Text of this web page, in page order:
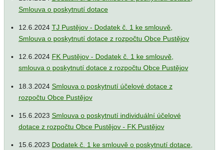
Smlouva o poskytnutí dotace
12.6.2024 TJ Pustějov - Dodatek č. 1 ke smlouvě,
Smlouva o poskytnutí dotace z rozpočtu Obce Pustějov
12.6.2024 FK Pustějov - Dodatek č. 1 ke smlouvě,
smlouva o poskytnutí dotace z rozpočtu Obce Pustějov
18.3.2024 Smlouva o poskytnutí účelové dotace z
rozpočtu Obce Pustějov
15.6.2023 Smlouva o poskytnutí individuální účelové
dotace z rozpočtu Obce Pustějov - FK Pustějov
15.6.2023 Dodatek č. 1 ke smlouvě o poskytnutí dotace,